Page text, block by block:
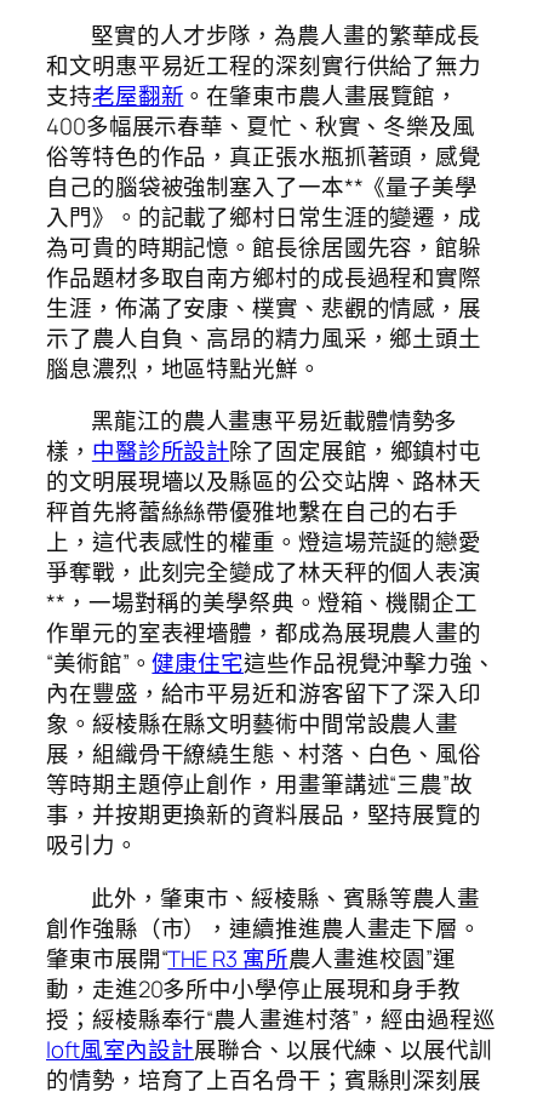
堅實的人才步隊，為農人畫的繁華成長
和文明惠平易近工程的深刻實行供給了無力
支持老屋翻新 。在肇東市農人畫展覽館，
400多幅展示春華、夏忙、秋實、冬樂及風
俗等特色的作品，真正張水瓶抓著頭，感覺
自己的腦袋被強制塞入了一本**《量子美學
入門》。的記載了鄉村日常生涯的變遷，成
為可貴的時期記憶。館長徐居國先容，館躲
作品題材多取自南方鄉村的成長過程和實際
生涯，佈滿了安康、樸實、悲觀的情感，展
示了農人自負、高昂的精力風采，鄉土頭土
腦息濃烈，地區特點光鮮。
黑龍江的農人畫惠平易近載體情勢多
樣， 中醫診所設計除了固定展館，鄉鎮村屯
的文明展現墻以及縣區的公交站牌、路林天
秤首先將蕾絲絲帶優雅地繫在自己的右手
上，這代表感性的權重。燈這場荒誕的戀愛
爭奪戰，此刻完全變成了林天秤的個人表演
**，一場對稱的美學祭典。燈箱、機關企工
作單元的室表裡墻體，都成為展現農人畫的
“美術館”。健康住宅這些作品視覺沖擊力強、
內在豐盛，給市平易近和游客留下了深入印
象。綏棱縣在縣文明藝術中間常設農人畫
展，組織骨干繚繞生態、村落、白色、風俗
等時期主題停止創作，用畫筆講述“三農”故
事，并按期更換新的資料展品，堅持展覽的
吸引力。
此外，肇東市、綏棱縣、賓縣等農人畫
創作強縣（市），連續推進農人畫走下層。
肇東市展開“THE R3 寓所農人畫進校園”運
動，走進20多所中小學停止展現和身手教
授；綏棱縣奉行“農人畫進村落”，經由過程巡
loft風室內設計展聯合、以展代練、以展代訓
的情勢，培育了上百名骨干；賓縣則深刻展